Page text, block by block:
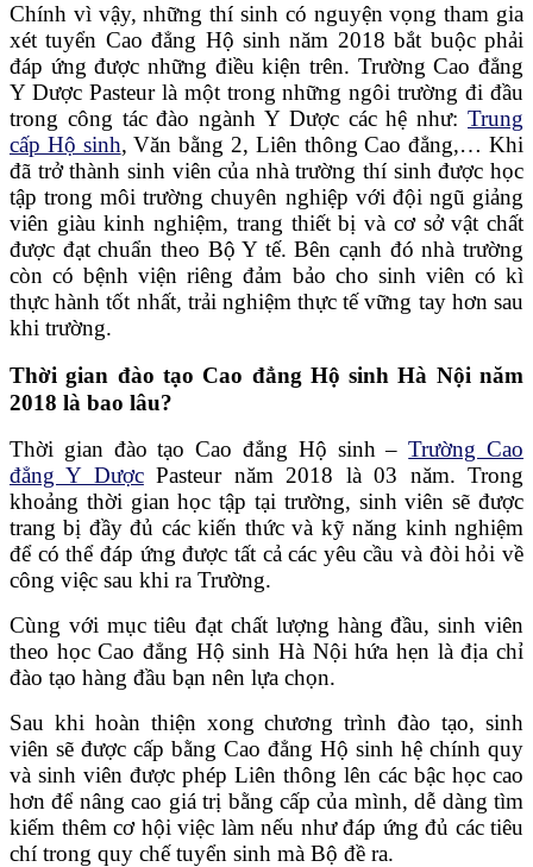
Chính vì vậy, những thí sinh có nguyện vọng tham gia
xét tuyển Cao đẳng Hộ sinh năm 2018 bắt buộc phải
đáp ứng được những điều kiện trên. Trường Cao đẳng
Y Dược Pasteur là một trong những ngôi trường đi đầu
trong công tác đào ngành Y Dược các hệ như: Trung
cấp Hộ sinh, Văn bằng 2, Liên thông Cao đẳng,… Khi
đã trở thành sinh viên của nhà trường thí sinh được học
tập trong môi trường chuyên nghiệp với đội ngũ giảng
viên giàu kinh nghiệm, trang thiết bị và cơ sở vật chất
được đạt chuẩn theo Bộ Y tế. Bên cạnh đó nhà trường
còn có bệnh viện riêng đảm bảo cho sinh viên có kì
thực hành tốt nhất, trải nghiệm thực tế vững tay hơn sau
khi trường.
Thời gian đào tạo Cao đẳng Hộ sinh Hà Nội năm
2018 là bao lâu?
Thời gian đào tạo Cao đẳng Hộ sinh –Trường Cao
đẳng Y DượcPasteur năm 2018 là 03 năm. Trong
khoảng thời gian học tập tại trường, sinh viên sẽ được
trang bị đầy đủ các kiến thức và kỹ năng kinh nghiệm
để có thể đáp ứng được tất cả các yêu cầu và đòi hỏi về
công việc sau khi ra Trường.
Cùng với mục tiêu đạt chất lượng hàng đầu, sinh viên
theo học Cao đẳng Hộ sinh Hà Nội hứa hẹn là địa chỉ
đào tạo hàng đầu bạn nên lựa chọn.
Sau khi hoàn thiện xong chương trình đào tạo, sinh
viên sẽ được cấp bằng Cao đẳng Hộ sinh hệ chính quy
và sinh viên được phép Liên thông lên các bậc học cao
hơn để nâng cao giá trị bằng cấp của mình, dễ dàng tìm
kiếm thêm cơ hội việc làm nếu như đáp ứng đủ các tiêu
chí trong quy chế tuyển sinh mà Bộ đề ra.